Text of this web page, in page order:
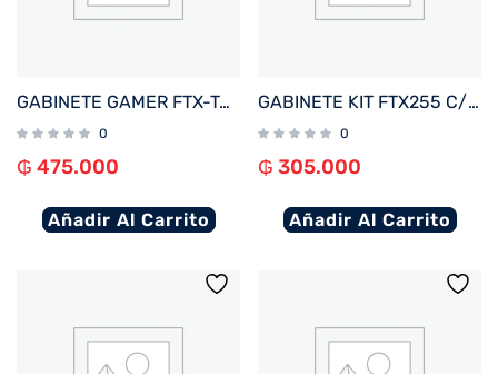
GABINETE GAMER FTX-TANKWH VIDRIO TEMPLADO AQUARIO ATX/MATX/MITX BLANCO
0
₲ 475.000
Añadir Al Carrito
GABINETE KIT FTX255 C/FUENTE 500W MOUSE+TECL+SPK+LAT FRON TRANSP MATX/MITX
0
₲ 305.000
Añadir Al Carrito